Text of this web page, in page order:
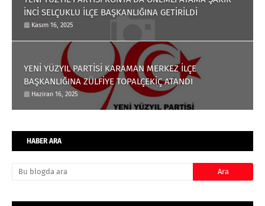
İNCİ SELÇUKLU İLÇE BAŞKANLIĞINA GETİRİLDİ
Kasım 16, 2025
YENİ YÜZYIL PARTİSİ KARAMAN MERKEZ İLÇE
BAŞKANLIĞINA ZÜLFİYE TOPALÇEKİÇ ATANDI
Haziran 16, 2025
HABER ARA